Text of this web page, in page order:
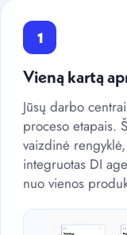
1
Vieną kartą
Jūsų darbo
proceso etapais.
vaizdinė
integruotas DI
nuo vienos